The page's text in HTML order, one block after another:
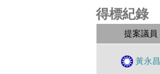
得標紀錄
提案議員
黃永昌